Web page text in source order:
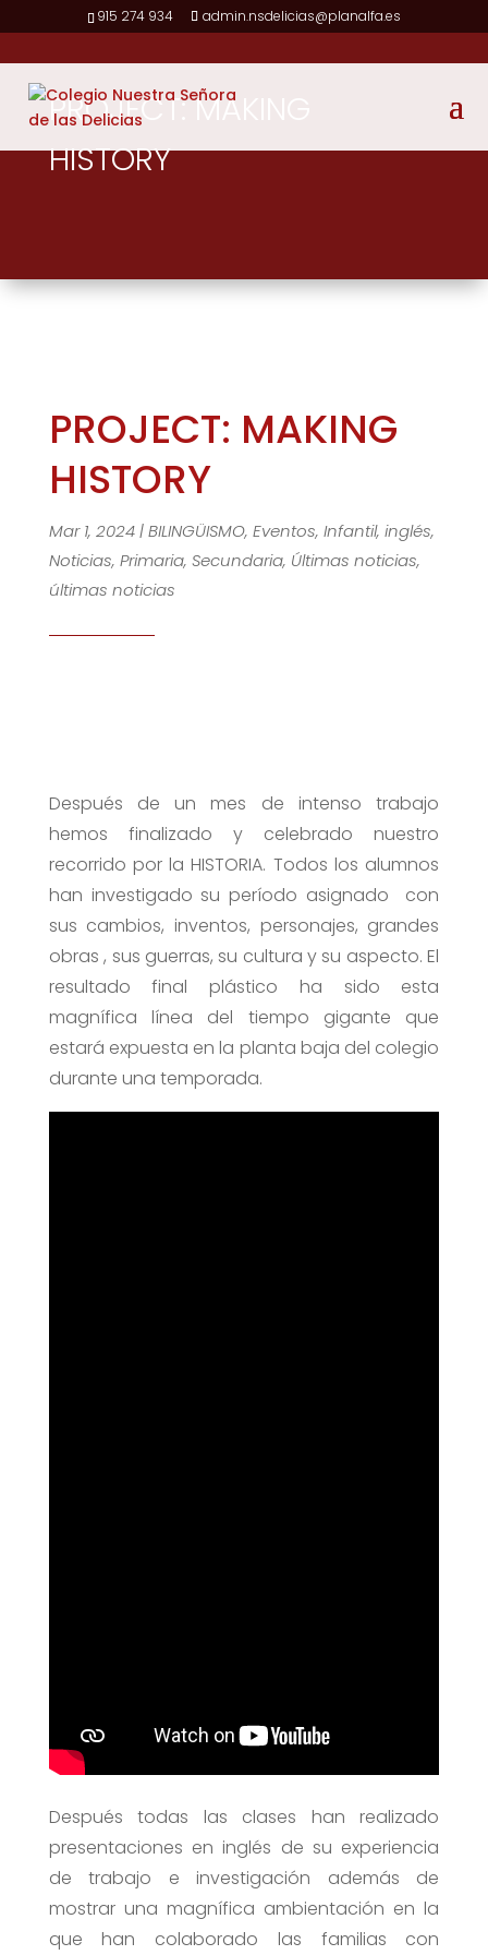
915 274 934 admin.nsdelicias@planalfa.es
PROJECT: MAKING
HISTORY
PROJECT: MAKING
HISTORY
Mar 1, 2024|BILINGÜISMO, Eventos, Infantil, inglés,
Noticias, Primaria, Secundaria, Últimas noticias,
últimas noticias
Después de un mes de intenso trabajo
hemos finalizado y celebrado nuestro
recorrido por la HISTORIA. Todos los alumnos
han investigado su período asignado con
sus cambios, inventos, personajes, grandes
obras , sus guerras, su cultura y su aspecto. El
resultado final plástico ha sido esta
magnífica línea del tiempo gigante que
estará expuesta en la planta baja del colegio
durante una temporada.
Después todas las clases han realizado
presentaciones en inglés de su experiencia
de trabajo e investigación además de
mostrar una magnífica ambientación en la
que han colaborado las familias con